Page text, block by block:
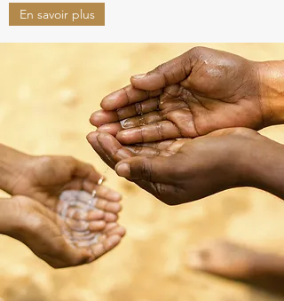
En savoir plus